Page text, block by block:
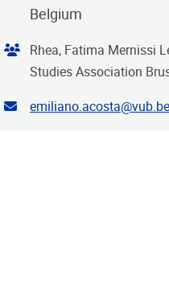
Belgium
Organiser
Rhea, Fatima Mernissi
Studies Association
Contact email address
emiliano.acosta@vub.be